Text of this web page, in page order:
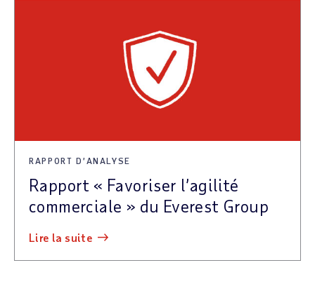
RAPPORT D’ANALYSE
Rapport « Favoriser l’agilité
commerciale » du Everest Group
lire la suite